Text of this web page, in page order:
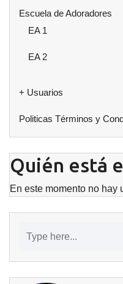
Escuela de Adoradores
EA 1
EA 2
+ Usuarios
Politicas Términos y
Quién está
En este momento no hay